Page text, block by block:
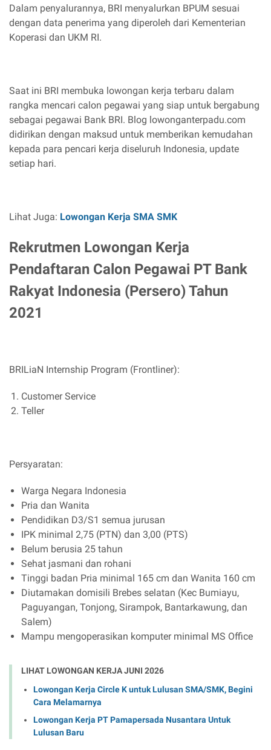
Dalam penyalurannya, BRI menyalurkan BPUM sesuai
dengan data penerima yang diperoleh dari Kementerian
Koperasi dan UKM RI.
Saat ini BRI membuka lowongan kerja terbaru dalam
rangka mencari calon pegawai yang siap untuk bergabung
sebagai pegawai Bank BRI. Blog lowonganterpadu.com
didirikan dengan maksud untuk memberikan kemudahan
kepada para pencari kerja diseluruh Indonesia, update
setiap hari.
Lihat Juga: Lowongan Kerja SMA SMK
Rekrutmen Lowongan Kerja
Pendaftaran Calon Pegawai PT Bank
Rakyat Indonesia (Persero) Tahun
2021
BRILiaN Internship Program (Frontliner):
Customer Service
Teller
Persyaratan:
Warga Negara Indonesia
Pria dan Wanita
Pendidikan D3/S1 semua jurusan
IPK minimal 2,75 (PTN) dan 3,00 (PTS)
Belum berusia 25 tahun
Sehat jasmani dan rohani
Tinggi badan Pria minimal 165 cm dan Wanita 160 cm
Diutamakan domisili Brebes selatan (Kec Bumiayu,
Paguyangan, Tonjong, Sirampok, Bantarkawung, dan
Salem)
Mampu mengoperasikan komputer minimal MS Office
LIHAT LOWONGAN KERJA JUNI 2026
Lowongan Kerja Circle K untuk Lulusan SMA/SMK, Begini
Cara Melamarnya
Lowongan Kerja PT Pamapersada Nusantara Untuk
Lulusan Baru